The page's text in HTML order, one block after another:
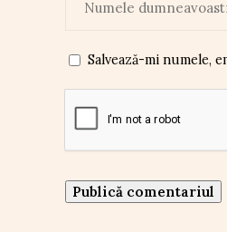
Salvează-mi numele,